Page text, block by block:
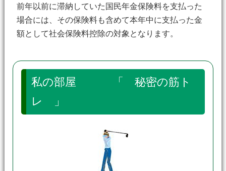
前年以前に滞納していた国民年金保険料を支払った
場合には、その保険料も含めて本年中に支払った金
額として社会保険料控除の対象となります。
私の部屋 「 秘密の筋ト
レ 」